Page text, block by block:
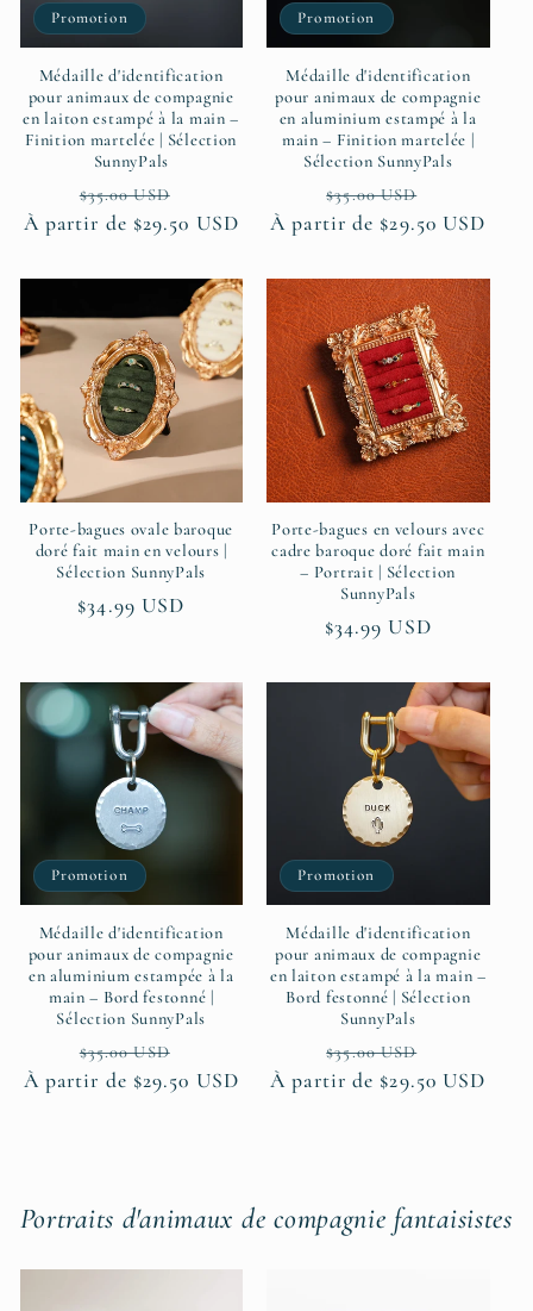
Promotion
Médaille d'identification
pour animaux de compagnie
en laiton estampé à la main –
Finition martelée | Sélection
SunnyPals
Prix
habituel
$35.00 USD
promotionnel
À partir de $29.50 USD
Promotion
Médaille d'identification
pour animaux de compagnie
en aluminium estampé à la
main – Finition martelée |
Sélection SunnyPals
Prix
habituel
$35.00 USD
À partir de $29.50 USD
Porte-bagues ovale baroque
doré fait main en velours |
Sélection SunnyPals
Prix
$34.99 USD
Porte-bagues en velours avec
cadre baroque doré fait main
– Portrait | Sélection
SunnyPals
Prix
$34.99 USD
Promotion
Médaille d'identification
pour animaux de compagnie
en aluminium estampée à la
main – Bord festonné |
Sélection SunnyPals
Prix
habituel
$35.00 USD
promotionnel
À partir de $29.50 USD
Promotion
Médaille d'identification
pour animaux de compagnie
en laiton estampé à la main –
Bord festonné | Sélection
SunnyPals
Prix
habituel
$35.00 USD
À partir de $29.50 USD
Portraits d'animaux de compagnie fantaisistes